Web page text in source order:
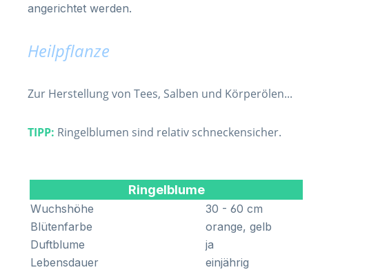
angerichtet werden.
Heilpflanze
Zur Herstellung von Tees, Salben und Körperölen...
TIPP: Ringelblumen sind relativ schneckensicher.
Ringelblume
Wuchshöhe
30 - 60 cm
Blütenfarbe
orange, gelb
Duftblume
ja
Lebensdauer
einjährig